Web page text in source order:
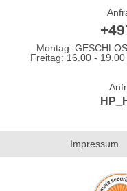
Montag:
Freitag: 16.00 -
Impressum